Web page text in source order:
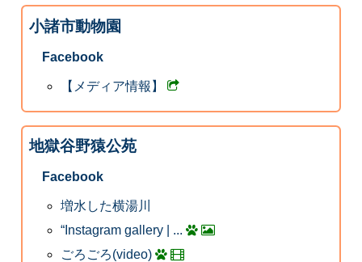
小諸市動物園
Facebook
【メディア情報】
地獄谷野猿公苑
Facebook
増水した横湯川
“Instagram gallery | ...
ごろごろ(video)